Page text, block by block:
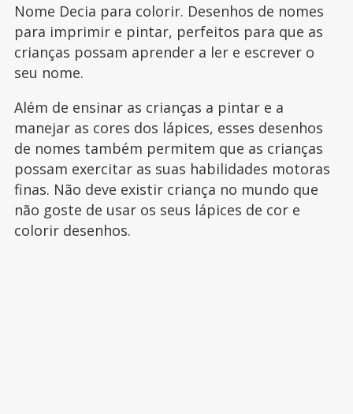
Nome Decia para colorir. Desenhos de nomes
para imprimir e pintar, perfeitos para que as
crianças possam aprender a ler e escrever o
seu nome.
Além de ensinar as crianças a pintar e a
manejar as cores dos lápices, esses desenhos
de nomes também permitem que as crianças
possam exercitar as suas habilidades motoras
finas. Não deve existir criança no mundo que
não goste de usar os seus lápices de cor e
colorir desenhos.